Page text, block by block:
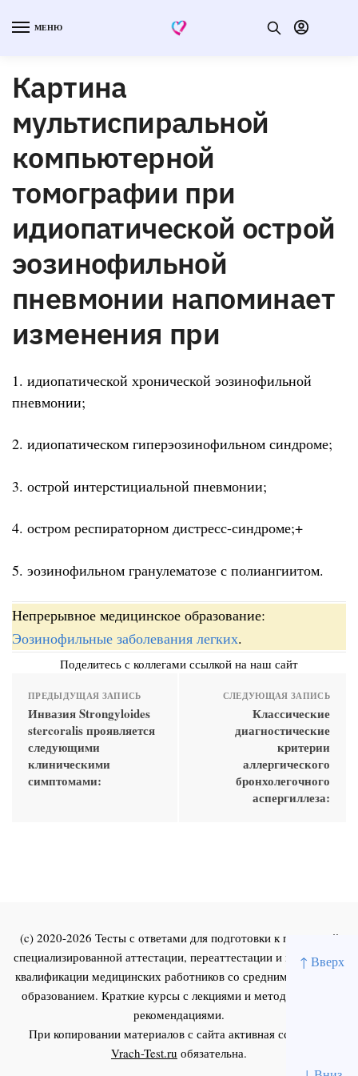
↑ Вверх
МЕНЮ
Картина
мультиспиральной
компьютерной
томографии при
идиопатической острой
эозинофильной
пневмонии напоминает
изменения при
1. идиопатической хронической эозинофильной
пневмонии;
2. идиопатическом гиперэозинофильном синдроме;
3. острой интерстициальной пневмонии;
4. остром респираторном дистресс-синдроме;+
5. эозинофильном гранулематозе с полиангиитом.
Непрерывное медицинское образование:
Эозинофильные заболевания легких.
Поделитесь с коллегами ссылкой на наш сайт
ПРЕДЫДУЩАЯ ЗАПИСЬ
Инвазия Strongyloides
stercoralis проявляется
следующими
клиническими
симптомами:
СЛЕДУЮЩАЯ ЗАПИСЬ
Классические
диагностические
критерии
аллергического
бронхолегочного
аспергиллеза:
(c) 2020-2026 Тесты с ответами для подготовки к первичной
специализированной аттестации, переаттестации и повышения
квалификации медицинских работников со средним и высшим
образованием. Краткие курсы с лекциями и методическими
рекомендациями.
При копировании материалов с сайта активная ссылка на
Vrach-Test.ru обязательна.